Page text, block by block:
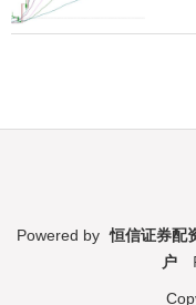
Powered by 恒信证券配
户